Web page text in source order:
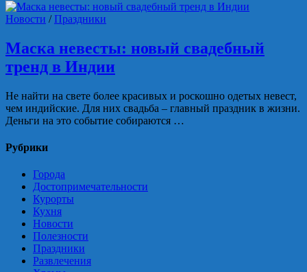
Новости /Праздники
Маска невесты: новый свадебный
тренд в Индии
Не найти на свете более красивых и роскошно одетых невест,
чем индийские. Для них свадьба – главный праздник в жизни.
Деньги на это событие собираются …
Рубрики
Города
Достопримечательности
Курорты
Кухня
Новости
Полезности
Праздники
Развлечения